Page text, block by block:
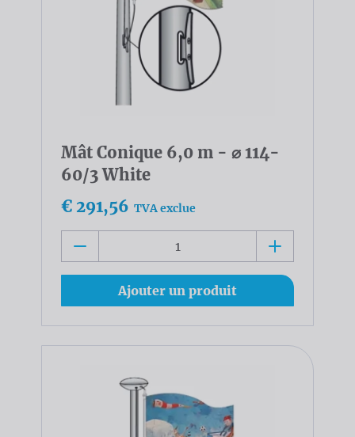
Mât Conique 6,0 m - ⌀ 114-
60/3 White
€ 291,56 TVA exclue
Ajouter un produit